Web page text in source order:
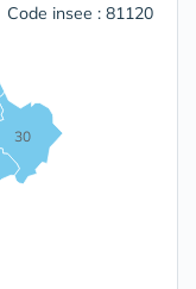
Code insee : 81120
30